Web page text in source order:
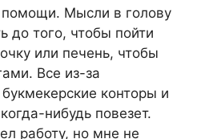
Мысли в голову
до того, чтобы пойти
или печень, чтобы
Все из-за
конторы и
нибудь повезет.
работу, но мне не